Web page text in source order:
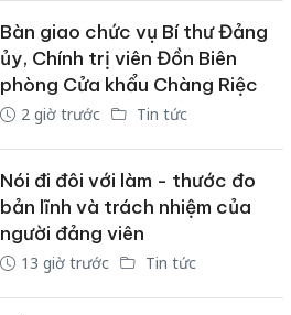
Bàn giao chức vụ Bí thư Đảng
ủy, Chính trị viên Đồn Biên
phòng Cửa khẩu Chàng Riệc
2 giờ trước Tin tức
Nói đi đôi với làm - thước đo
bản lĩnh và trách nhiệm của
người đảng viên
13 giờ trước Tin tức